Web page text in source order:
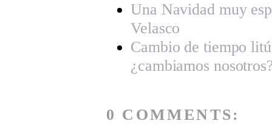
Una Navidad muy
Velasco
Cambio de tiempo
¿cambiamos
0 COMMENTS: